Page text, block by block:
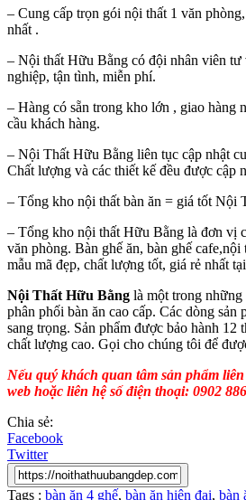
– Cung cấp trọn gói nội thất 1 văn
nhất .
– Nội thất Hữu Bằng có đội nhân viên tư
nghiệp, tận tình, miễn phí.
– Hàng có sẵn trong kho lớn , giao hàng
cầu khách hàng.
– Nội Thất Hữu Bằng liên tục cập nhật
Chất lượng và các thiết kế đều được cập
– Tổng kho nội thất bàn ăn = giá tốt Nội
– Tổng kho nội thất Hữu Bằng là đơn vị
văn phòng. Bàn ghế ăn, bàn ghế
mẫu mã đẹp, chất lượng tốt, giá rẻ nhất
Nội Thất Hữu Bằng là một trong những
phân phối bàn ăn cao cấp. Các dòng sản
sang trọng. Sản phẩm được bảo hành 12
chất lượng cao. Gọi cho chúng tôi để
Nếu quý khách quan tâm sản phẩm
web hoặc liên hệ số điện thoại: 0902
Chia sẻ:
Facebook
Twitter
Tags : bàn ăn 4 ghế, bàn ăn hiện đại, bàn